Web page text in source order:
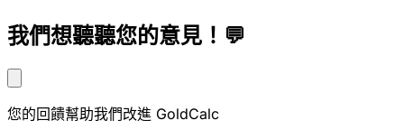
我們想聽聽您的意見！💬
您的回饋幫助我們改進 GoldCalc